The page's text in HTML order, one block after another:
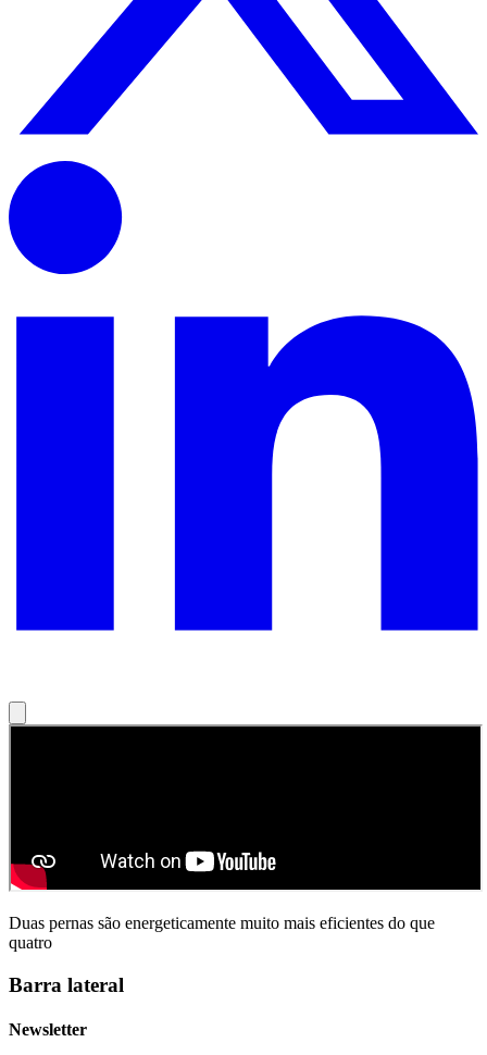
Duas pernas são energeticamente muito mais eficientes do que
quatro
Barra lateral
Newsletter